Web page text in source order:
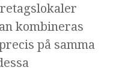
kombineras
på samma